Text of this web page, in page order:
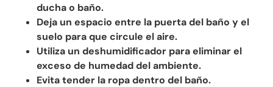
ducha o baño.
Deja un espacio entre la puerta del baño y el
suelo para que circule el aire.
Utiliza un deshumidificador para eliminar el
exceso de humedad del ambiente.
Evita tender la ropa dentro del baño.